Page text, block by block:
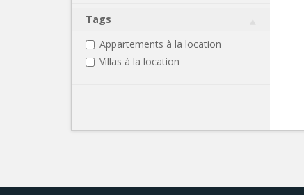
Tags
Appartements à la location
Villas à la location